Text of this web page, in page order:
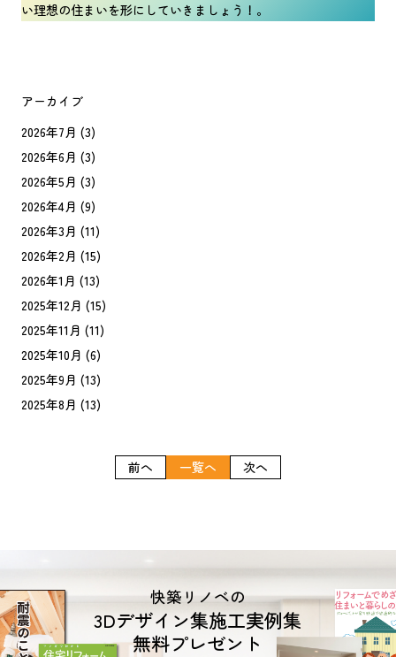
アーカイブ
2026年7月 (3)
2026年6月 (3)
2026年5月 (3)
2026年4月 (9)
2026年3月 (11)
2026年2月 (15)
2026年1月 (13)
2025年12月 (15)
2025年11月 (11)
2025年10月 (6)
2025年9月 (13)
2025年8月 (13)
い理想の住まいを形にしていきましょう！。
前へ 一覧へ 次へ
快築リノベの
3Dデザイン集施工実例集
無料プレゼント